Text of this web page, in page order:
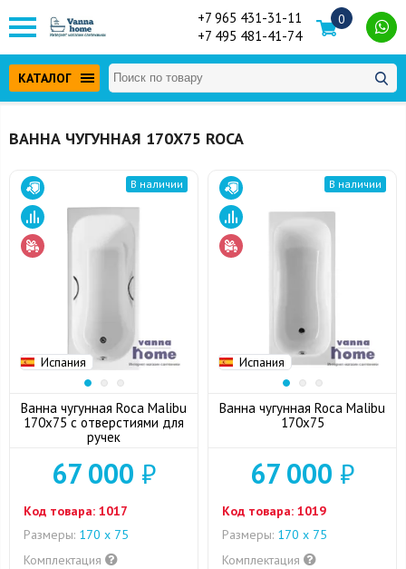
+7 965 431-31-11
+7 495 481-41-74
0
КАТАЛОГ
ВАННА ЧУГУННАЯ 170Х75 ROCA
Испания
В наличии
Ванна чугунная Roca Malibu
170х75 с отверстиями для
ручек
67 000 ₽
Код товара: 1017
Размеры: 170 х 75
Комплектация
Испания
В наличии
Ванна чугунная Roca Malibu
170х75
67 000 ₽
Код товара: 1019
Размеры: 170 х 75
Комплектация